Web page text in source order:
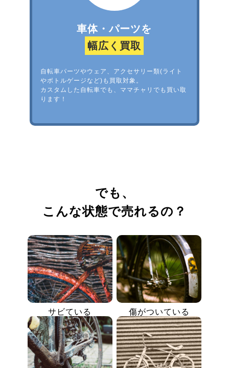
車体・パーツを
幅広く買取
自転車パーツやウェア、アクセサリー類(ライト
やボトルゲージなど)も買取対象。
カスタムした自転車でも、ママチャリでも買い取
ります！
でも、
こんな状態で売れるの？
サビている 傷がついている